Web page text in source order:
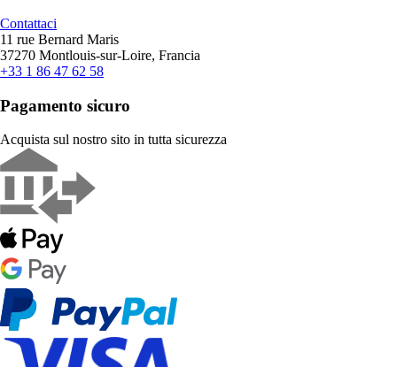
Contattaci
11 rue Bernard Maris
37270 Montlouis-sur-Loire, Francia
+33 1 86 47 62 58
Pagamento sicuro
Acquista sul nostro sito in tutta sicurezza